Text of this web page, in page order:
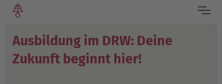
Ausbildung im DRW: Deine
Zukunft beginnt hier!